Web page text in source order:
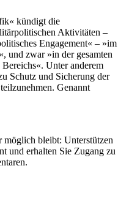
kündigt die
Aktivitäten –
Engagement« – »im
und zwar »in der gesamten
Unter anderem
Schutz und Sicherung der
Genannt
möglich bleibt: Unterstützen
und erhalten Sie Zugang zu